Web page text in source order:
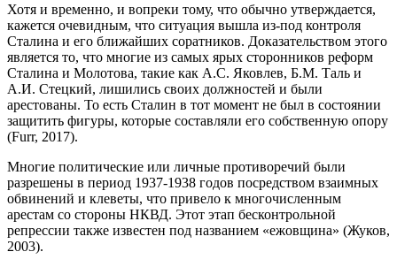
Хотя и временно, и вопреки тому, что обычно утверждается,
кажется очевидным, что ситуация вышла из-под контроля
Сталина и его ближайших соратников. Доказательством этого
является то, что многие из самых ярых сторонников реформ
Сталина и Молотова, такие как А.С. Яковлев, Б.М. Таль и
А.И. Стецкий, лишились своих должностей и были
арестованы. То есть Сталин в тот момент не был в состоянии
защитить фигуры, которые составляли его собственную опору
(Furr, 2017).
Многие политические или личные противоречий были
разрешены в период 1937-1938 годов посредством взаимных
обвинений и клеветы, что привело к многочисленным
арестам со стороны НКВД. Этот этап бесконтрольной
репрессии также известен под названием «ежовщина» (Жуков,
2003).